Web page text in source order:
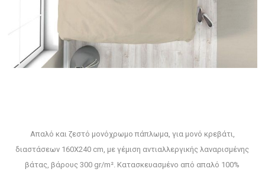
Απαλό και ζεστό μονόχρωμο πάπλωμα, για μονό κρεβάτι,
διαστάσεων 160X240 cm, με γέμιση αντιαλλεργικής λαναρισμένης
βάτας, βάρους 300 gr/m². Κατασκευασμένο από απαλό 100%